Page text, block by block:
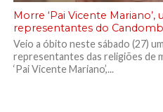
Morre ‘Pai Vicente
representantes do
Veio a óbito neste sábado (27)
representantes das religiões de
‘Pai Vicente Mariano’,...